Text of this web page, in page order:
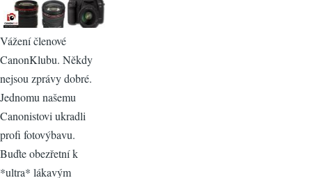
Vážení členové
CanonKlubu. Někdy
nejsou zprávy dobré.
Jednomu našemu
Canonistovi ukradli
profi fotovýbavu.
Buďte obezřetní k
*ultra* lákavým